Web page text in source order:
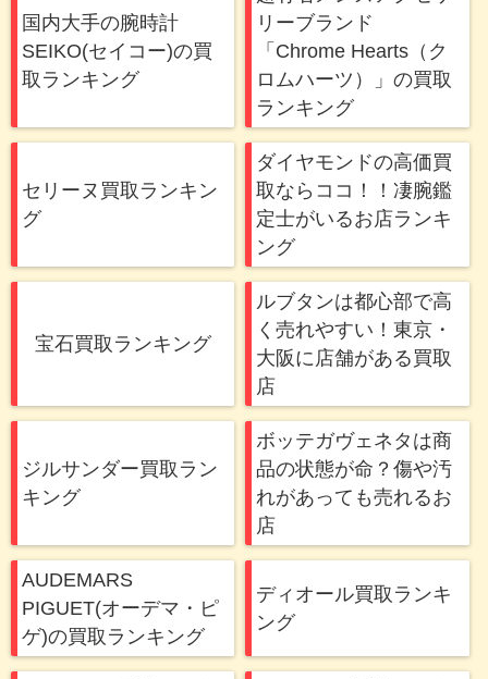
国内大手の腕時計
SEIKO(セイコー)の買
取ランキング
リーブランド
「Chrome Hearts（ク
ロムハーツ）」の買取
ランキング
セリーヌ買取ランキン
グ
ダイヤモンドの高価買
取ならココ！！凄腕鑑
定士がいるお店ランキ
ング
宝石買取ランキング
ルブタンは都心部で高
く売れやすい！東京・
大阪に店舗がある買取
店
ジルサンダー買取ラン
キング
ボッテガヴェネタは商
品の状態が命？傷や汚
れがあっても売れるお
店
AUDEMARS
PIGUET(オーデマ・ピ
ゲ)の買取ランキング
ディオール買取ランキ
ング